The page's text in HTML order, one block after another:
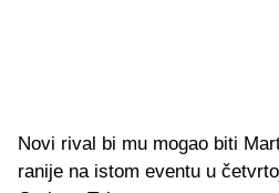
Novi rival bi mu mogao biti
ranije na istom eventu u